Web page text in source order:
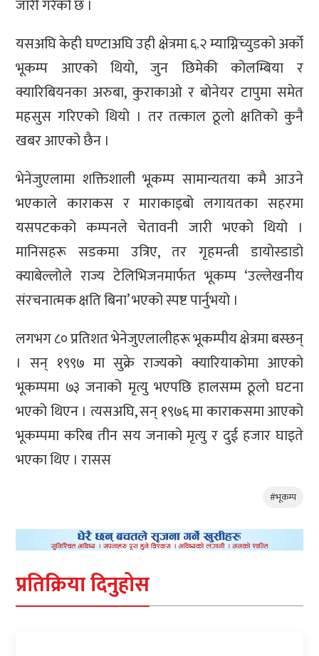
जारी गरेको छ ।
यसअघि केही घण्टाअघि उही क्षेत्रमा ६.२ म्याग्निच्युडको अर्को
भूकम्प आएको थियो, जुन छिमेकी कोलम्बिया र
क्यारिबियनका अरुबा, कुराकाओ र बोनेयर टापुमा समेत
महसुस गरिएको थियो । तर तत्काल ठूलो क्षतिको कुनै
खबर आएको छैन ।
भेनेजुएलामा शक्तिशाली भूकम्प सामान्यतया कमै आउने
भएकाले काराकस र माराकाइबो लगायतका सहरमा
यसपटकको कम्पनले चेतावनी जारी भएको थियो ।
मानिसहरू सडकमा उत्रिए, तर गृहमन्त्री डायोस्डाडो
क्याबेल्लोले राज्य टेलिभिजनमार्फत भूकम्प ‘उल्लेखनीय
संरचनात्मक क्षति बिना’ भएको स्पष्ट पार्नुभयो ।
लगभग ८० प्रतिशत भेनेजुएलालीहरू भूकम्पीय क्षेत्रमा बस्छन्
। सन् १९९७ मा सुक्रे राज्यको क्यारियाकोमा आएको
भूकम्पमा ७३ जनाको मृत्यु भएपछि हालसम्म ठूलो घटना
भएको थिएन । त्यसअघि, सन् १९७६ मा काराकसमा आएको
भूकम्पमा करिब तीन सय जनाको मृत्यु र दुई हजार घाइते
भएका थिए । रासस
#भूकम्प
प्रतिक्रिया दिनुहोस